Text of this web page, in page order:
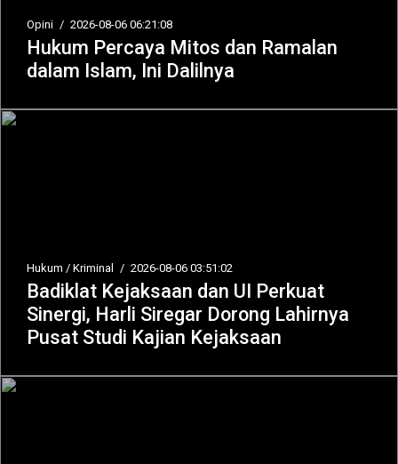
Opini / 2026-08-06 06:21:08
Hukum Percaya Mitos dan Ramalan
dalam Islam, Ini Dalilnya
Hukum / Kriminal / 2026-08-06 03:51:02
Badiklat Kejaksaan dan UI Perkuat
Sinergi, Harli Siregar Dorong Lahirnya
Pusat Studi Kajian Kejaksaan